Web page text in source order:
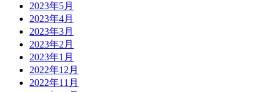
2023年5月
2023年4月
2023年3月
2023年2月
2023年1月
2022年12月
2022年11月